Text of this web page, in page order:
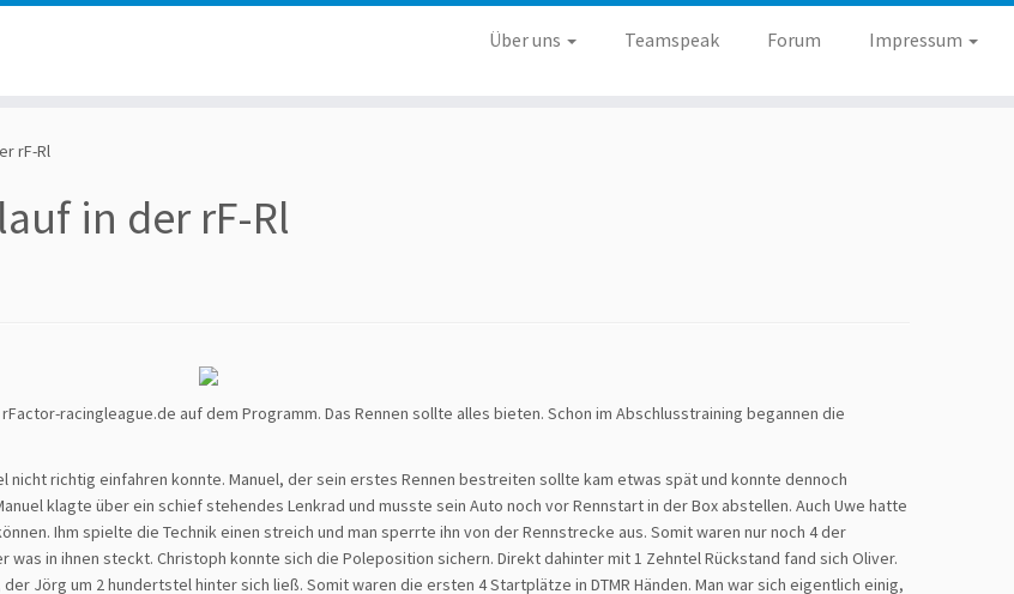
Über uns Teamspeak Forum Impressum
rF-Rl
in der rF-Rl
racingleague.de auf dem Programm. Das Rennen sollte alles bieten. Schon im Abschlusstraining begannen die
nicht richtig einfahren konnte. Manuel, der sein erstes Rennen bestreiten sollte kam etwas spät und konnte dennoch
klagte über ein schief stehendes Lenkrad und musste sein Auto noch vor Rennstart in der Box abstellen. Auch Uwe hatte
Ihm spielte die Technik einen streich und man sperrte ihn von der Rennstrecke aus. Somit waren nur noch 4 der
in ihnen steckt. Christoph konnte sich die Poleposition sichern. Direkt dahinter mit 1 Zehntel Rückstand fand sich Oliver.
Jörg um 2 hundertstel hinter sich ließ. Somit waren die ersten 4 Startplätze in DTMR Händen. Man war sich eigentlich einig,